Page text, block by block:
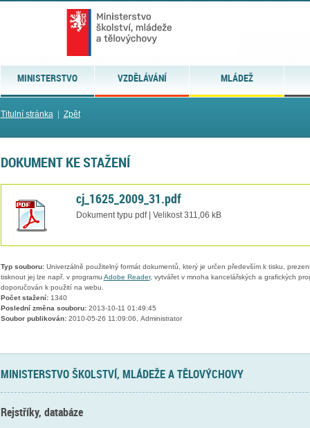
MINISTERSTVO VZDĚLÁVÁNÍ MLÁDEŽ
Titulní stránka| Zpět
DOKUMENT KE STAŽENÍ
cj_1625_2009_31.pdf
Dokument typu pdf | Velikost 311,06 kB
Typ souboru:Univerzálně použitelný formát dokumentů, který je určen především k tisku,
tisknout jej lze např. v programu Adobe Reader, vytvářet v mnoha kancelářských a grafických
doporučován k použití na webu.
Počet stažení:1340
Poslední změna souboru:2013-10-11 01:49:45
Soubor publikován:2010-05-26 11:09:06, Administrator
MINISTERSTVO ŠKOLSTVÍ, MLÁDEŽE A TĚLOVÝCHOVY
Rejstříky, databáze